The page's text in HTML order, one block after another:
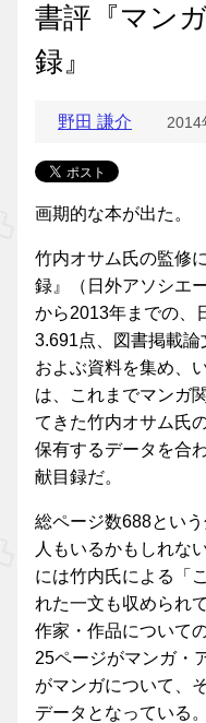
書評『マン
録』
野田 謙介 2014
画期的な本が出た。
竹内オサム氏の監修
録』（日外アソシエ
から2013年までの、
3.691点、図書掲載
およぶ資料を集め、
は、これまでマンガ
てきた竹内オサム氏
保有するデータを合
献目録だ。
総ページ数688とい
人もいるかもしれな
には竹内氏による「
れた一文も収められ
作家・作品について
25ページがマンガ・
がマンガについて、
データとなっている